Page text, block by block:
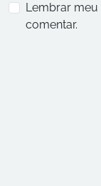
Lembrar meu
comentar.